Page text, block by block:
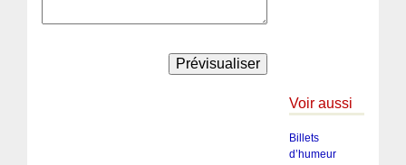
Voir aussi
Billets
d’humeur